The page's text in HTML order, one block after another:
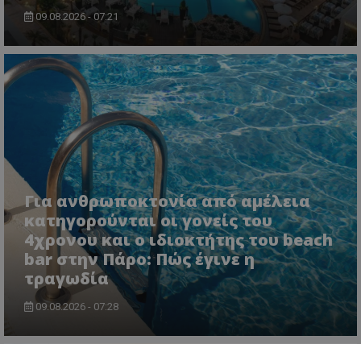
09.08.2026 - 07:21
Για ανθρωποκτονία από αμέλεια
κατηγορούνται οι γονείς του
4χρονου και ο ιδιοκτήτης του beach
bar στην Πάρο: Πώς έγινε η
τραγωδία
09.08.2026 - 07:28